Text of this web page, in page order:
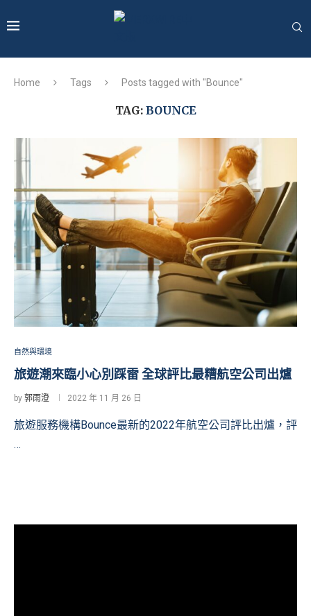
Home Tags Posts tagged with "Bounce"
TAG: BOUNCE
自然與環境
旅遊潮來臨小心別踩雷 全球評比最糟航空公司出爐
by 郭雨澄 2022 年 11 月 26 日
旅遊服務機構Bounce最新的2022年航空公司評比出爐，評
…